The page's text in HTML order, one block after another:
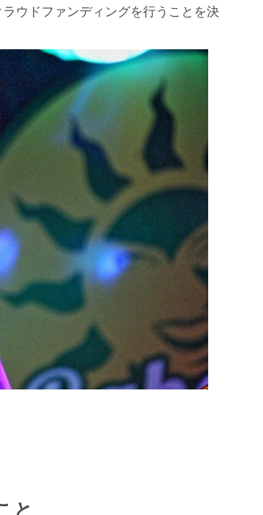
ウドファンディングを行うことを決
と